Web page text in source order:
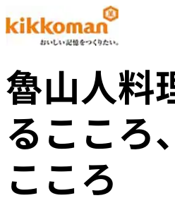
魯山人
るこころ
こころ